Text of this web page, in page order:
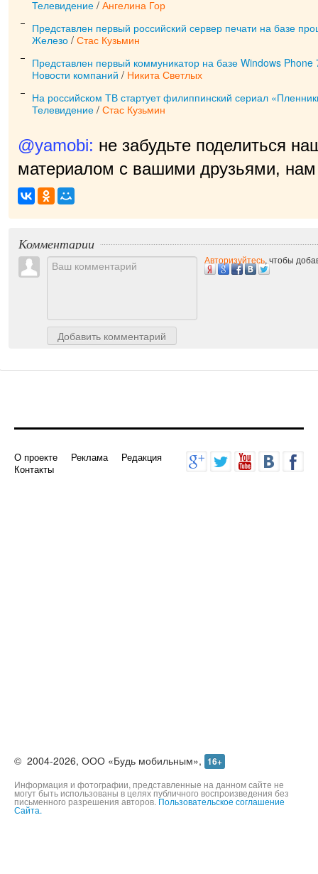
Телевидение / Ангелина Гор
Представлен первый российский сервер печати на базе
Железо / Стас Кузьмин
Представлен первый коммуникатор на базе Windows
Новости компаний / Никита Светлых
На российском ТВ стартует филиппинский сериал
Телевидение / Стас Кузьмин
@yamobi: не забудьте поделиться
материалом с вашими друзьями, нам
Комментарии
Добавить комментарий
Авторизуйтесь, чтобы
О проекте Реклама
Редакция
Контакты
© 2004-2026, ООО «Будь мобильным», 16+
Информация и фотографии, представленные на данном сайте не
могут быть использованы в целях публичного воспроизведения без
письменного разрешения авторов. Пользовательское соглашение
Сайта.